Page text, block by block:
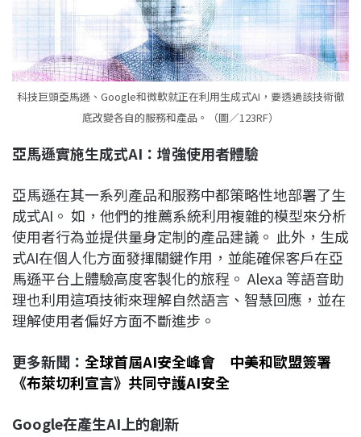
科技巨頭亞馬遜、Google和微軟就正在利用生成式AI，要透過該技術徹
底改變各自的服務和產品。（圖／123RF）
亞馬遜實施生成式AI ：增強使用者體驗
亞馬遜在其一系列產品和服務中都策略性地部署了生
成式AI。 如，他們的推薦系統利用複雜的模型來分析
使用者行為並提供量身定制的產品建議。 此外，生成
式AI在個人化方面發揮關鍵作用，並能確保客戶在亞
馬遜平台上體驗高度客製化的旅程。 Alexa 等語音助
理也利用這項技術來理解自然語言、智慧回應，並在
理解使用者偏好方面不斷進步。
更多新聞： 全球首屆AI安全峰會 中美和歐盟簽署
《布萊切利宣言》共同守護AI安全
Google在產生AI上的創新